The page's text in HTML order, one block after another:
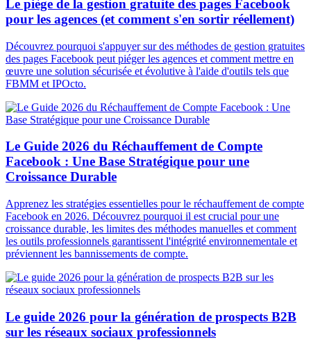
Le piège de la gestion gratuite des pages Facebook
pour les agences (et comment s'en sortir réellement)
Découvrez pourquoi s'appuyer sur des méthodes de gestion gratuites
des pages Facebook peut piéger les agences et comment mettre en
œuvre une solution sécurisée et évolutive à l'aide d'outils tels que
FBMM et IPOcto.
Le Guide 2026 du Réchauffement de Compte
Facebook : Une Base Stratégique pour une
Croissance Durable
Apprenez les stratégies essentielles pour le réchauffement de compte
Facebook en 2026. Découvrez pourquoi il est crucial pour une
croissance durable, les limites des méthodes manuelles et comment
les outils professionnels garantissent l'intégrité environnementale et
préviennent les bannissements de compte.
Le guide 2026 pour la génération de prospects B2B
sur les réseaux sociaux professionnels